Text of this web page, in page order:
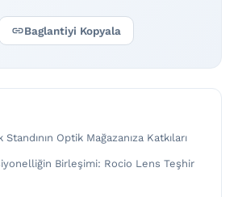
Baglantiyi Kopyala
Optik Mağazanıza Katkıları
Birleşimi: Rocio Lens Teşhir